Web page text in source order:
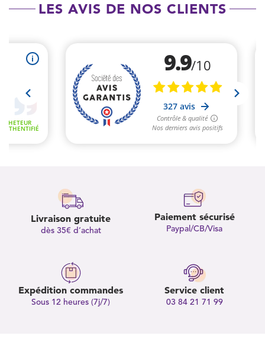
LES AVIS DE NOS CLIENTS
Livraison gratuite
dès 35€ d’achat
Paiement sécurisé
Paypal/CB/Visa
Expédition commandes
Sous 12 heures (7j/7)
Service client
03 84 21 71 99